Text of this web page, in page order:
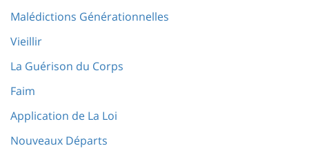
Malédictions Générationnelles
Vieillir
La Guérison du Corps
Faim
Application de La Loi
Nouveaux Départs